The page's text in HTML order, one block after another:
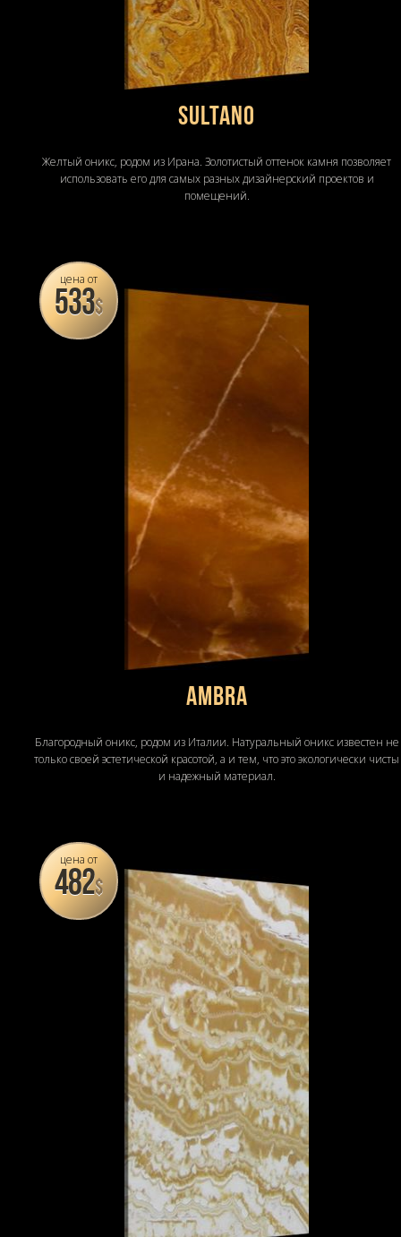
SULTANO
Желтый оникс, родом из Ирана. Золотистый оттенок камня позволяет
использовать его для самых разных дизайнерский проектов и
помещений.
цена от
533$
AMBRA
Благородный оникс, родом из Италии. Натуральный оникс известен не
только своей эстетической красотой, а и тем, что это экологически чисты
и надежный материал.
цена от
482$